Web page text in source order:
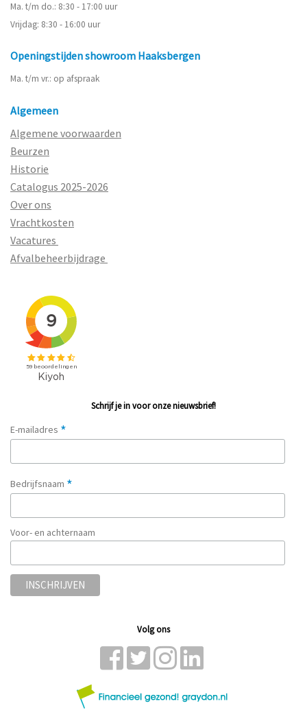
Ma. t/m do.: 8:30 - 17:00 uur
Vrijdag: 8:30 - 16:00 uur
Openingstijden showroom Haaksbergen
Ma. t/m vr.: op afspraak
Algemeen
Algemene voorwaarden
Beurzen
Historie
Catalogus 2025-2026
Over ons
Vrachtkosten
Vacatures
Afvalbeheerbijdrage
Schrijf je in voor onze nieuwsbrief!
E-mailadres *
Bedrijfsnaam *
Voor- en achternaam
Volg ons